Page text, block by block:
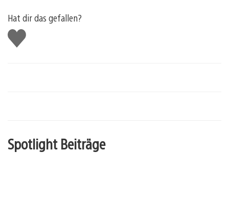
Hat dir das gefallen?
Gefällt
mir
Spotlight Beiträge